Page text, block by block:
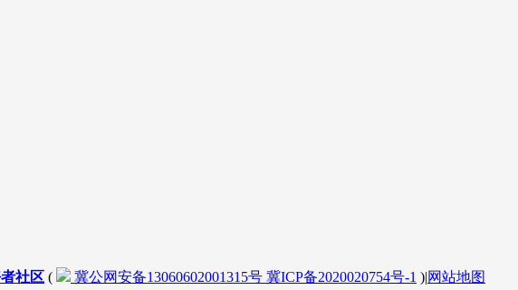
社区 ( 冀公网安备13060602001315号 冀ICP备2020020754号-1 )|网站地图